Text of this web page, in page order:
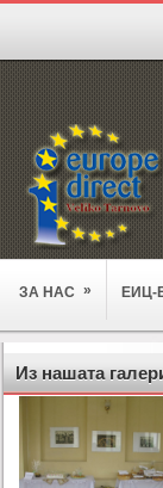
ЗА НАС » ЕИЦ-
Из нашата